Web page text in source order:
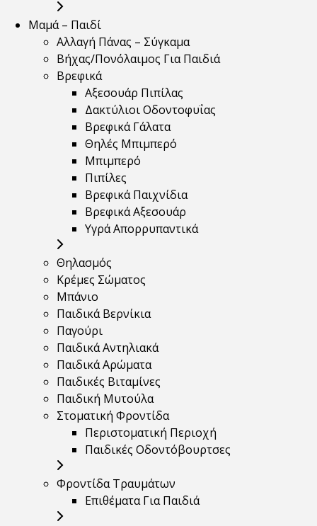
Μαμά – Παιδί
Αλλαγή Πάνας – Σύγκαμα
Βήχας/Πονόλαιμος Για Παιδιά
Βρεφικά
Αξεσουάρ Πιπίλας
Δακτύλιοι Οδοντοφυΐας
Βρεφικά Γάλατα
Θηλές Μπιμπερό
Μπιμπερό
Πιπίλες
Βρεφικά Παιχνίδια
Βρεφικά Αξεσουάρ
Υγρά Απορρυπαντικά
Θηλασμός
Κρέμες Σώματος
Μπάνιο
Παιδικά Βερνίκια
Παγούρι
Παιδικά Αντηλιακά
Παιδικά Αρώματα
Παιδικές Βιταμίνες
Παιδική Μυτούλα
Στοματική Φροντίδα
Περιστοματική Περιοχή
Παιδικές Οδοντόβουρτσες
Φροντίδα Τραυμάτων
Επιθέματα Για Παιδιά